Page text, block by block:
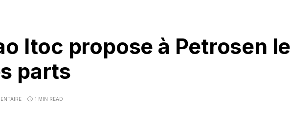
Itoc propose à Petrosen
parts
1 MIN READ